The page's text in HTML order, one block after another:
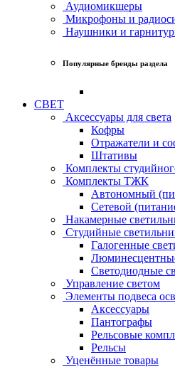
Аудиомикшеры
Микрофоны и
Наушники и
Популярные бренды раздела
СВЕТ
Аксессуары для света
Кофры
Отражатели и
Штативы
Комплекты
Комплекты ТЖК
Автономный
Сетевой
Накамерные
Студийные
Галогенные
Светодиодные
Управление светом
Элементы подвеса
Аксессуары
Пантографы
Рельсовые
Рельсы
Уценённые товары